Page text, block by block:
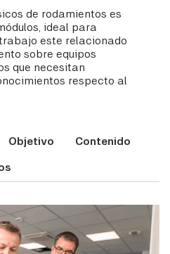
de rodamientos es
ideal para
este relacionado
sobre equipos
que necesitan
respecto al
Objetivo
Contenido